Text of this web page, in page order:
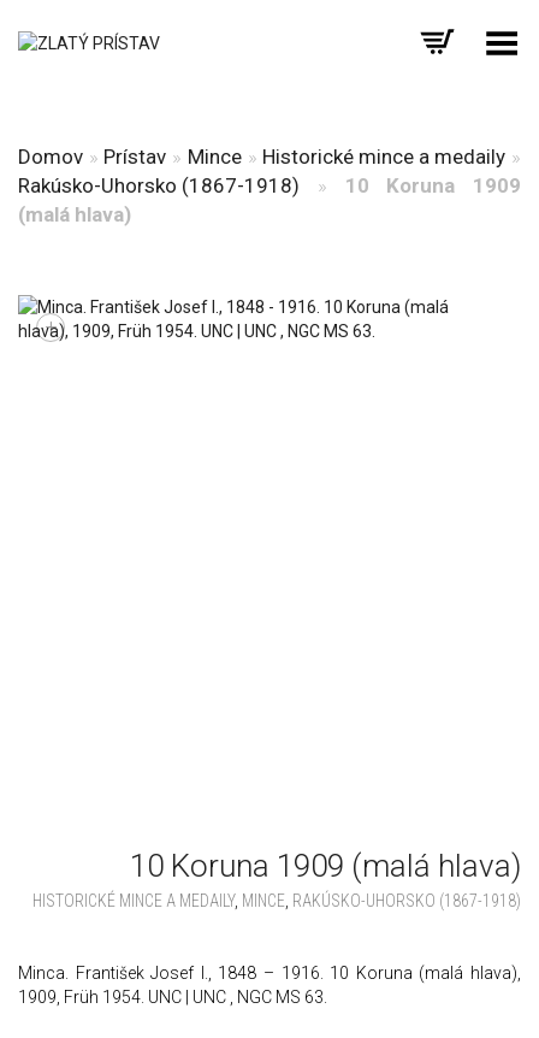
Prepnúť menu
Domov » Prístav » Mince» Historické mince a medaily »
Rakúsko-Uhorsko (1867-1918) » 10 Koruna 1909
(malá hlava)
+
10 Koruna 1909 (malá hlava)
HISTORICKÉ MINCE A MEDAILY, MINCE RAKÚSKO-UHORSKO (1867-1918)
Minca. František Josef I., 1848 – 1916. 10 Koruna (malá hlava),
1909, Früh 1954. UNC | UNC , NGC MS 63.